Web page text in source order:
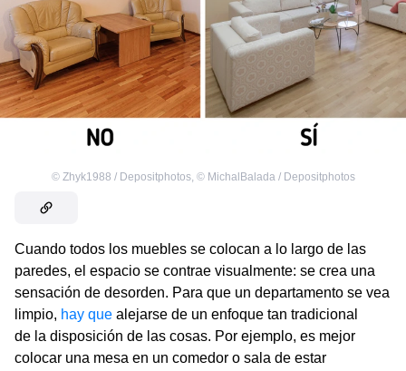
© Zhyk1988 / Depositphotos, © MichalBalada / Depositphotos
Cuando todos los muebles se colocan a lo largo de las
paredes, el espacio se contrae visualmente: se crea una
sensación de desorden. Para que un departamento se vea
limpio, hay que alejarse de un enfoque tan tradicional
de la disposición de las cosas. Por ejemplo, es mejor
colocar una mesa en un comedor o sala de estar